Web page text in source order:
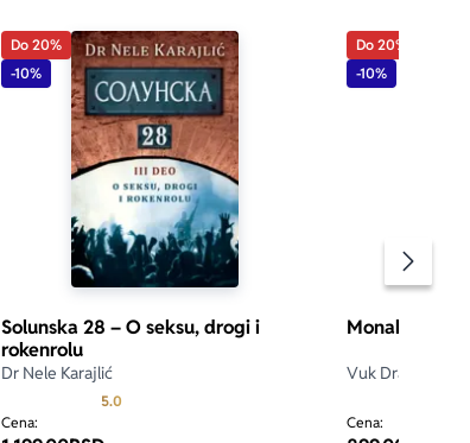
Do 20%
-10%
Solunska 28 – O seksu, drogi i
rokenrolu
Dr Nele Karajlić
5.0
Cena:
Do 20%
-10%
Monah Hokaj
Vuk Drašković
Cena: